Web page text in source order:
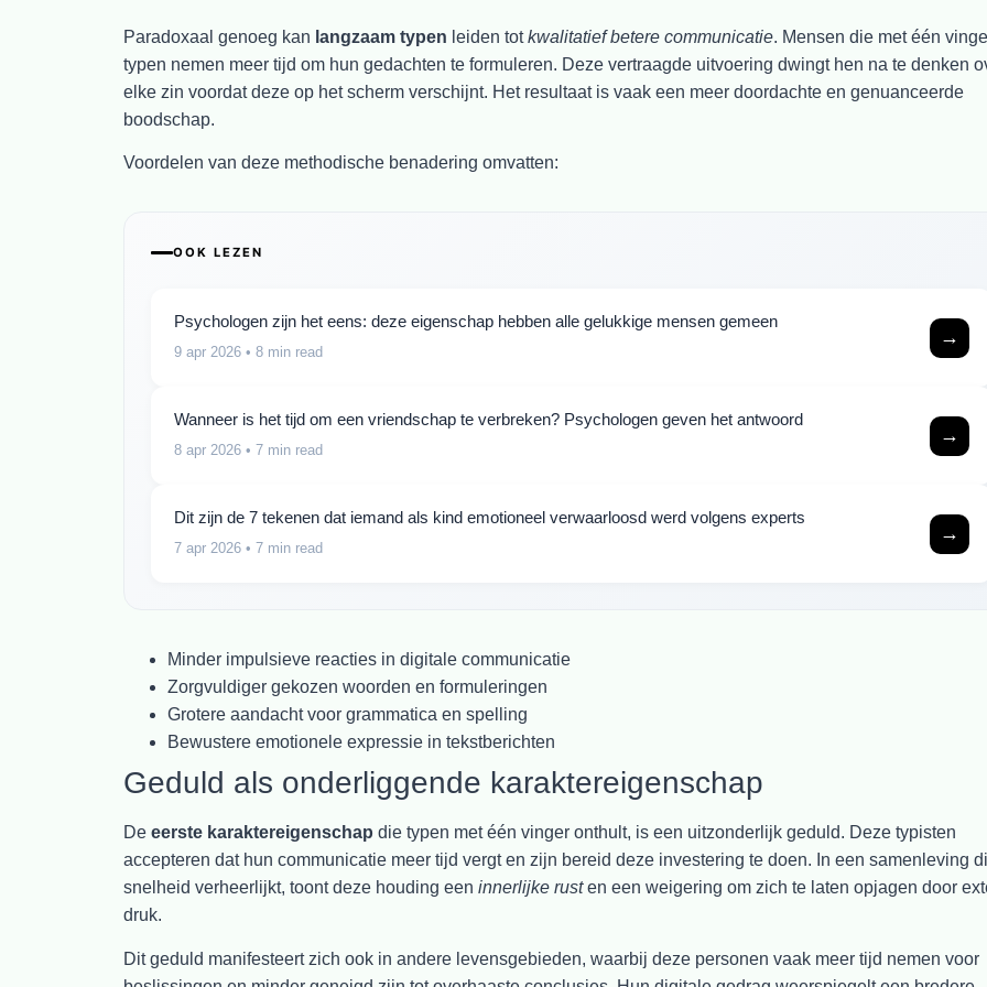
Paradoxaal genoeg kan langzaam typen leiden totkwalitatief betere communicatie. Mensen die met één
typen nemen meer tijd om hun gedachten te formuleren. Deze vertraagde uitvoering dwingt hen na te denken
elke zin voordat deze op het scherm verschijnt. Het resultaat is vaak een meer doordachte en genuanceerde
boodschap.
Voordelen van deze methodische benadering omvatten:
OOK LEZEN
Psychologen zijn het eens: deze eigenschap hebben alle gelukkige mensen gemeen
9 apr 2026 • 8 min read
→
Wanneer is het tijd om een vriendschap te verbreken? Psychologen geven het antwoord
8 apr 2026 • 7 min read
→
Dit zijn de 7 tekenen dat iemand als kind emotioneel verwaarloosd werd volgens experts
7 apr 2026 • 7 min read
→
Minder impulsieve reacties in digitale communicatie
Zorgvuldiger gekozen woorden en formuleringen
Grotere aandacht voor grammatica en spelling
Bewustere emotionele expressie in tekstberichten
Geduld als onderliggende karaktereigenschap
De eerste karaktereigenschap die typen met één vinger onthult, is een uitzonderlijk geduld. Deze typisten
accepteren dat hun communicatie meer tijd vergt en zijn bereid deze investering te doen. In een samenleving
snelheid verheerlijkt, toont deze houding een innerlijke rusten een weigering om zich te laten opjagen door
druk.
Dit geduld manifesteert zich ook in andere levensgebieden, waarbij deze personen vaak meer tijd nemen voor